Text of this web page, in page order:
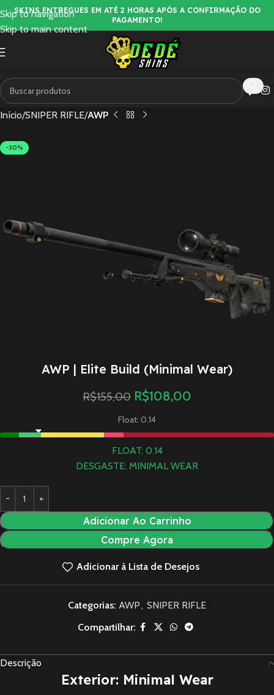
Skip to navigation
Skip to main content
SKINS ENTREGUES EM ATÉ 2 HORAS APÓS A CONFIRMAÇÃO DO
PAGAMENTO!
Início SNIPER RIFLE AWP
-30%
AWP | Elite Build (Minimal Wear)
R$155,00 R$108,00
Float: 0.14
FLOAT: 0.14
DESGASTE: MINIMAL WEAR
Adicionar Ao Carrinho
Compre Agora
Adicionar à Lista de Desejos
Categorias: AWP, SNIPER RIFLE
Compartilhar:
Descrição
Exterior: Minimal Wear